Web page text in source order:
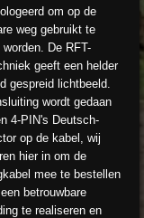
om op de
weg gebruikt te
worden. De RFT-
geeft een helder
gespreid lichtbeeld.
wordt gedaan
4-PIN's Deutsch-
op de kabel, wij
hier in om de
mee te bestellen
betrouwbare
te realiseren en